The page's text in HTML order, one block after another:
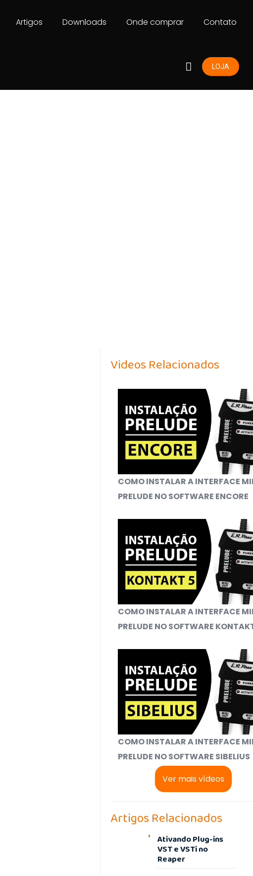
Artigos Downloads Onde comprar Contato
LOJA
Videos Relacionados
COMO INSTALAR A INTERFACE
PRELUDE NO SOFTWARE ENCORE
COMO INSTALAR A INTERFACE
PRELUDE NO SOFTWARE
COMO INSTALAR A INTERFACE
PRELUDE NO SOFTWARE SIBELIUS
Ver mais vídeos
Artigos Relacionados
Ativando Plug-ins
VST e VSTi no
Reaper